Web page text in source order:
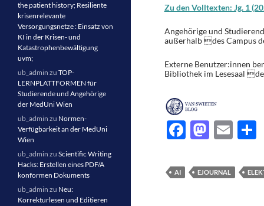
Zu den Volltexten: Jg. 1
Angehörige und
außerhalb des Campus
Externe Benutzer:innen
Bibliothek im Lesesaal
F
e
M
to
E
ail
T
AI EJOURNAL
the patient history; Resiliente
krisenrelevante
Versorgungsnetze : Einsatz von
KI in der Krisen- und
Katastrophenbewältigung
uvm;
ub_admin zu TOP-
LERNPLATTFORMEN für
Studierende und Angehörige
der MedUni Wien
ub_admin zu Normen-
Verfügbarkeit an der MedUni
Wien
ub_admin zu Scientific Writing
Hacks: Erstellen eines PDF/A
konformen Dokuments
ub_admin zu Neu:
Korrekturlesen und Editieren